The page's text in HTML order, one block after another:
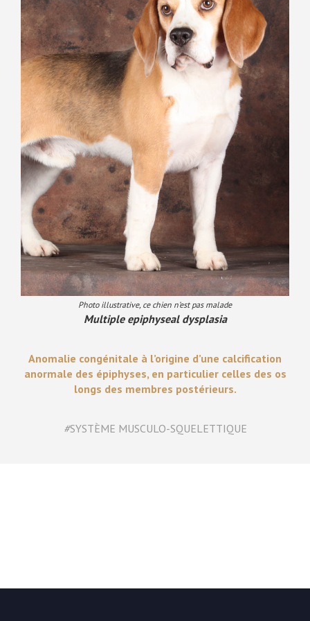
VERS LE SITE SCC.ASSO.FR
Photo illustrative, ce chien n’est pas malade
Multiple epiphyseal dysplasia
Anomalie congénitale à l’origine d’une calcification
anormale des épiphyses, en particulier celles des os
longs des membres postérieurs.
#SYSTÈME MUSCULO-SQUELETTIQUE